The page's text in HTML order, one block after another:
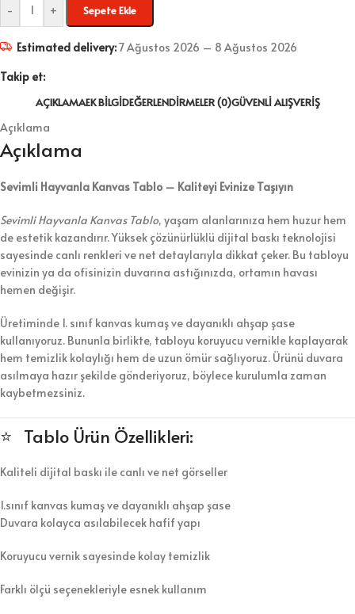
-
+ Sepete Ekle
Estimated delivery:7 Ağustos 2026 – 8 Ağustos 2026
Takip et:
AÇIKLAMAEK BILGIDEĞERLENDIRMELER (0)GÜVENLI ALIŞVERIŞ
Açıklama
Açıklama
Sevimli Hayvanla Kanvas Tablo – Kaliteyi Evinize Taşıyın
Sevimli Hayvanla Kanvas Tablo, yaşam alanlarınıza hem huzur hem
de estetik kazandırır. Yüksek çözünürlüklü dijital baskı teknolojisi
sayesinde canlı renkleri ve net detaylarıyla dikkat çeker. Bu tabloyu
evinizin ya da ofisinizin duvarına astığınızda, ortamın havası
hemen değişir.
Üretiminde 1. sınıf kanvas kumaş ve dayanıklı ahşap şase
kullanıyoruz. Bununla birlikte, tabloyu koruyucu vernikle kaplayarak
hem temizlik kolaylığı hem de uzun ömür sağlıyoruz. Ürünü duvara
asılmaya hazır şekilde gönderiyoruz, böylece kurulumla zaman
kaybetmezsiniz.
⭐ Tablo Ürün Özellikleri:
Kaliteli dijital baskı ile canlı ve net görseller
1.sınıf kanvas kumaş ve dayanıklı ahşap şase
Duvara kolayca asılabilecek hafif yapı
Koruyucu vernik sayesinde kolay temizlik
Farklı ölçü seçenekleriyle esnek kullanım